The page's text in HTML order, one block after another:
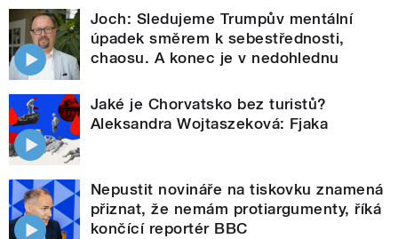
Joch: Sledujeme Trumpův mentální
úpadek směrem k sebestřednosti,
chaosu. A konec je v nedohlednu
Jaké je Chorvatsko bez turistů?
Aleksandra Wojtaszeková: Fjaka
Nepustit novináře na tiskovku znamená
přiznat, že nemám protiargumenty, říká
končící reportér BBC